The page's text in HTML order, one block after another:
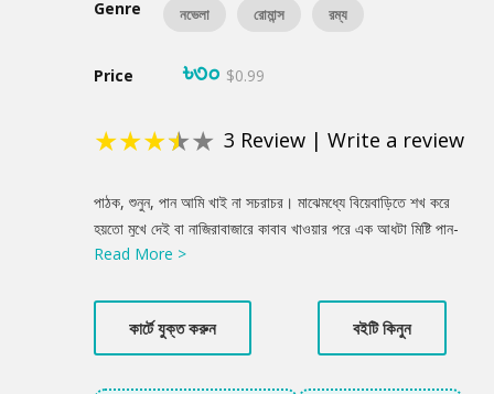
Genre নভেলা রোমান্স রম্য
Price ৳৩০ $0.99
★★★★★ 3 Review | Write a review
Product
Summery
পাঠক, শুনুন, পান আমি খাই না সচরাচর। মাঝেমধ্যে বিয়েবাড়িতে শখ করে
হয়তো মুখে দেই বা নাজিরাবাজারে কাবাব খাওয়ার পরে এক আধটা মিষ্টি পান-
এটুকুই। কিন্তু একবার খেয়েছিলাম বটে রহস্যময় এক পান- দুনিয়া ঢুঁড়ে এমন
শুনবেন সেই গল্প?
Read More >
কার্টে যুক্ত করুন বইটি কিনুন